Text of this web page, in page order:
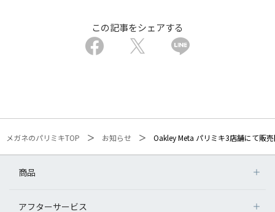
この記事をシェアする
メガネのパリミキTOP お知らせ Oakley Meta パリミキ3店舗にて販
商品
アフターサービス